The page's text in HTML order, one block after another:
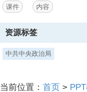
人、不收敛不收手的腐败
效应”，贯通执纪执法，强
装全党，用优秀传统文化
员监察全覆盖，强化党的
课件 内容
资源标签
中共中央政治局
当前位置： 首页 >